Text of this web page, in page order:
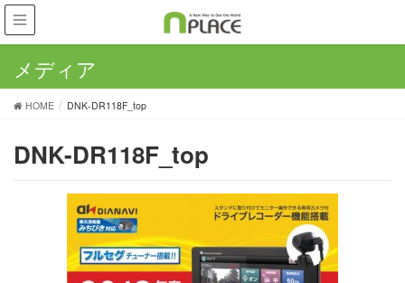
メディア
HOME DNK-DR118F_top
DNK-DR118F_top